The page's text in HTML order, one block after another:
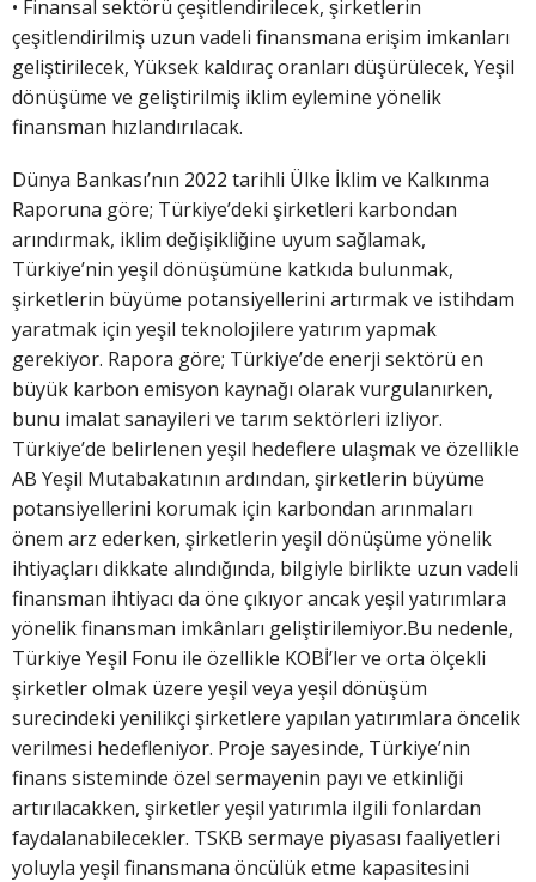
• Finansal sektörü çeşitlendirilecek, şirketlerin
çeşitlendirilmiş uzun vadeli finansmana erişim imkanları
geliştirilecek, Yüksek kaldıraç oranları düşürülecek, Yeşil
dönüşüme ve geliştirilmiş iklim eylemine yönelik
finansman hızlandırılacak.
Dünya Bankası’nın 2022 tarihli Ülke İklim ve Kalkınma
Raporuna göre; Türkiye’deki şirketleri karbondan
arındırmak, iklim değişikliğine uyum sağlamak,
Türkiye’nin yeşil dönüşümüne katkıda bulunmak,
şirketlerin büyüme potansiyellerini artırmak ve istihdam
yaratmak için yeşil teknolojilere yatırım yapmak
gerekiyor. Rapora göre; Türkiye’de enerji sektörü en
büyük karbon emisyon kaynağı olarak vurgulanırken,
bunu imalat sanayileri ve tarım sektörleri izliyor.
Türkiye’de belirlenen yeşil hedeflere ulaşmak ve özellikle
AB Yeşil Mutabakatının ardından, şirketlerin büyüme
potansiyellerini korumak için karbondan arınmaları
önem arz ederken, şirketlerin yeşil dönüşüme yönelik
ihtiyaçları dikkate alındığında, bilgiyle birlikte uzun vadeli
finansman ihtiyacı da öne çıkıyor ancak yeşil yatırımlara
yönelik finansman imkânları geliştirilemiyor.Bu nedenle,
Türkiye Yeşil Fonu ile özellikle KOBİ’ler ve orta ölçekli
şirketler olmak üzere yeşil veya yeşil dönüşüm
surecindeki yenilikçi şirketlere yapılan yatırımlara öncelik
verilmesi hedefleniyor. Proje sayesinde, Türkiye’nin
finans sisteminde özel sermayenin payı ve etkinliği
artırılacakken, şirketler yeşil yatırımla ilgili fonlardan
faydalanabilecekler. TSKB sermaye piyasası faaliyetleri
yoluyla yeşil finansmana öncülük etme kapasitesini